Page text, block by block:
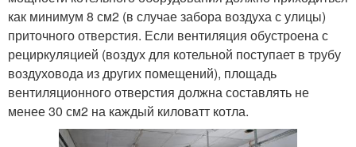
как минимум 8 см2 (в случае забора воздуха с улицы)
приточного отверстия. Если вентиляция обустроена с
рециркуляцией (воздух для котельной поступает в трубу
воздуховода из других помещений), площадь
вентиляционного отверстия должна составлять не
менее 30 см2 на каждый киловатт котла.